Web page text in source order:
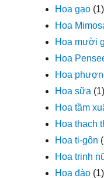
Hoa gạo (1)
Hoa
Hoa mười
Hoa
Hoa
Hoa sữa (1)
Hoa tầm
Hoa thạch
Hoa ti-gôn
Hoa trinh
Hoa đào (1)